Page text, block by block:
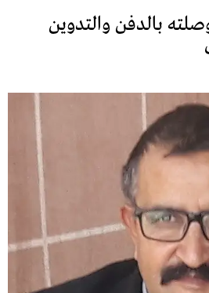
بالدفن والتدوين